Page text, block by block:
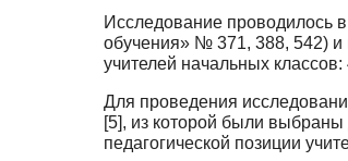
Исследование проводилось
обучения» № 371, 388, 542)
учителей начальных
Для проведения
[5], из которой были
педагогической позиции